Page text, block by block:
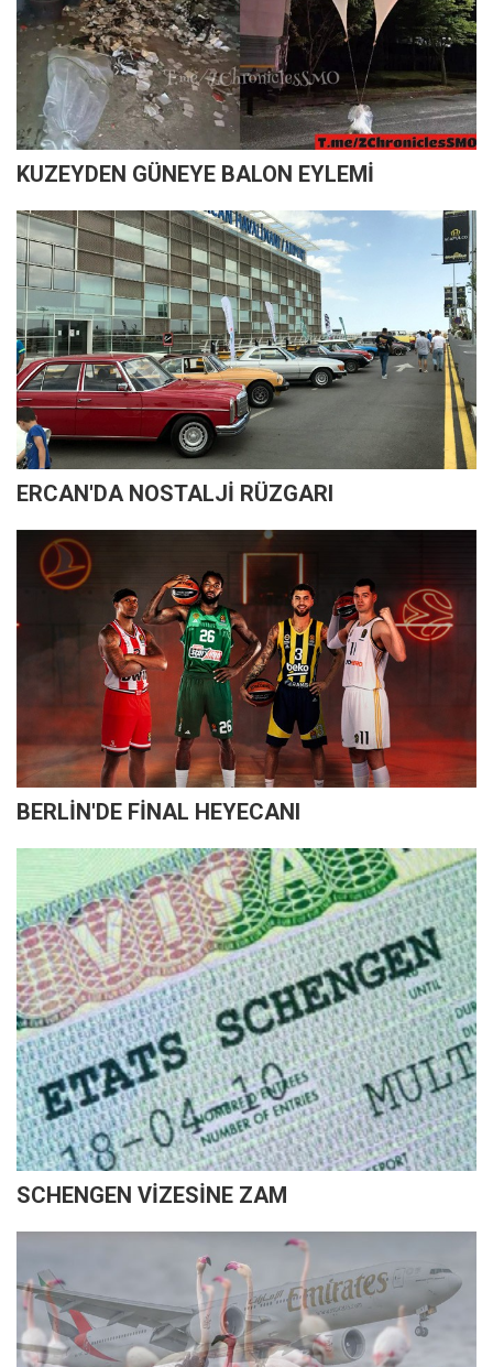
KUZEYDEN GÜNEYE BALON EYLEMİ
ERCAN'DA NOSTALJİ RÜZGARI
BERLİN'DE FİNAL HEYECANI
SCHENGEN VİZESİNE ZAM